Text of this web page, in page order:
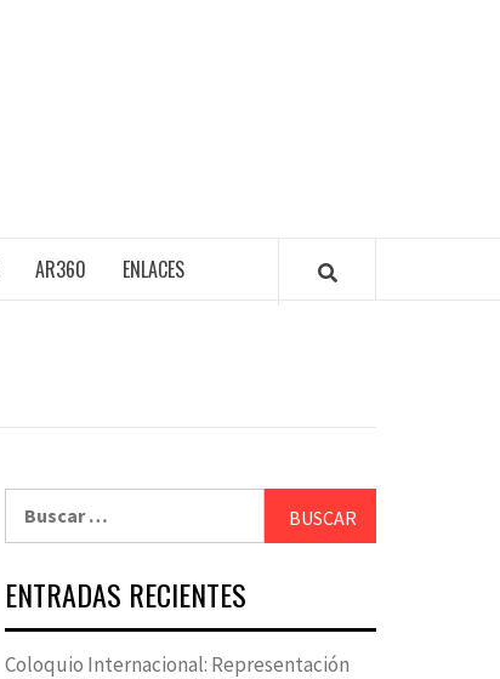
AR360 ENLACES
ENTRADAS RECIENTES
Coloquio Internacional: Representación